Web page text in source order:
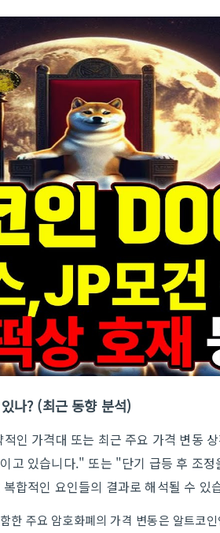
나? (최근 동향 분석)
인 가격대 또는 최근 주요 가격 변동
고 있습니다." 또는 "단기 급등 후 조
합적인 요인들의 결과로 해석될 수 있
한 주요 암호화폐의 가격 변동은 알트코